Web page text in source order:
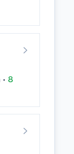
Trainingscenter Heinemann • 8